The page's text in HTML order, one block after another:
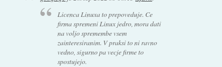
Licenca Linuxa to prepoveduje. Ce
firma spremeni Linux jedro, mora dati
na voljo spremembe vsem
zainteresiranim. V praksi to ni ravno
vedno, sigurno pa vecje firme to
spostujejo.